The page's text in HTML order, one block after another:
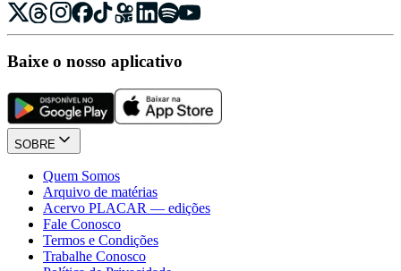
Baixe o nosso aplicativo
SOBRE
Quem Somos
Arquivo de matérias
Acervo PLACAR — edições
Fale Conosco
Termos e Condições
Trabalhe Conosco